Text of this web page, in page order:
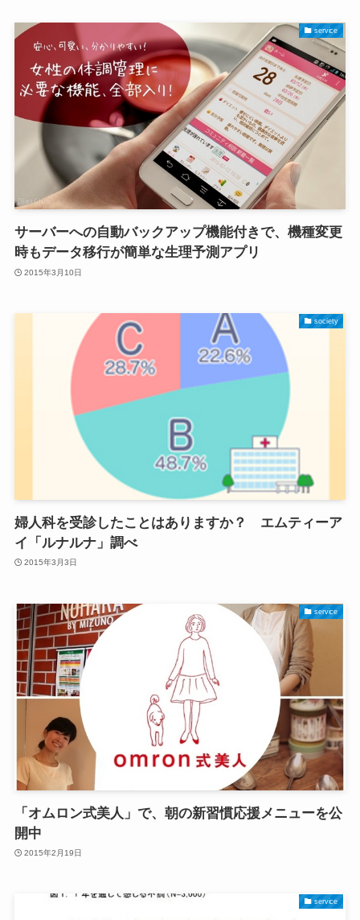
service
サーバーへの自動バックアップ機能付きで、機種変更
時もデータ移行が簡単な生理予測アプリ
2015年3月10日
society
婦人科を受診したことはありますか？ エムティーア
イ「ルナルナ」調べ
2015年3月3日
service
「オムロン式美人」で、朝の新習慣応援メニューを公
開中
2015年2月19日
service